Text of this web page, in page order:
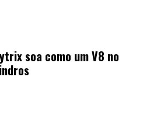
soa como um V8 no